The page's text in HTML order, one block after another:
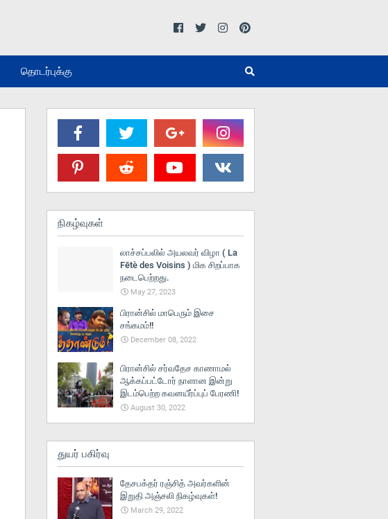
தொடர்புக்கு
நிகழ்வுகள்
லாச்சப்பலில் அயலவர் விழா ( La
Fētè des Voisins ) மிக சிறப்பாக
நடைபெற்றது.
May 27, 2023
பிரான்சில் மாபெரும் இசை
சங்கமம்!!
December 08, 2022
பிரான்சில் சர்வதேச காணாமல்
ஆக்கப்பட்டோர் நாளான இன்று
இடம்பெற்ற கவனயீர்ப்புப் பேரணி!
August 30, 2022
துயர் பகிர்வு
தேசபக்தர் ரஞ்சித் அவர்களின்
இறுதி அஞ்சலி நிகழ்வுகள்!
March 29, 2022